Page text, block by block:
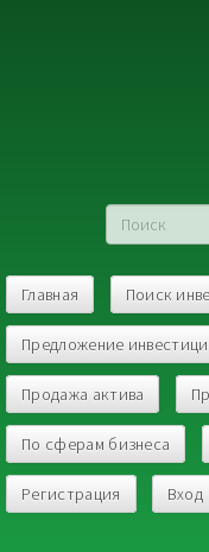
Главная Поиск
Предложение
Продажа актива
По сферам бизнеса
Регистрация Вход